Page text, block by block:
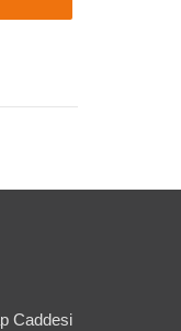
Caddesi